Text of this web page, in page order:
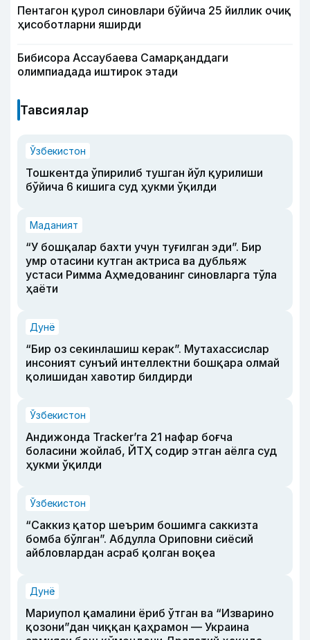
Пентагон қурол синовлари бўйича 25 йиллик очиқ
ҳисоботларни яширди
Бибисора Ассаубаева Самарқанддаги
олимпиадада иштирок этади
Тавсиялар
Ўзбекистон
Тошкентда ўпирилиб тушган йўл қурилиши
бўйича 6 кишига суд ҳукми ўқилди
Маданият
“У бошқалар бахти учун туғилган эди”. Бир
умр отасини кутган актриса ва дубльяж
устаси Римма Аҳмедованинг синовларга тўла
ҳаёти
Дунё
“Бир оз секинлашиш керак”. Мутахассислар
инсоният сунъий интеллектни бошқара олмай
қолишидан хавотир билдирди
Ўзбекистон
Андижонда Tracker’га 21 нафар боғча
боласини жойлаб, ЙТҲ содир этган аёлга суд
ҳукми ўқилди
Ўзбекистон
“Саккиз қатор шеърим бошимга саккизта
бомба бўлган”. Абдулла Ориповни сиёсий
айбловлардан асраб қолган воқеа
Дунё
Мариупол қамалини ёриб ўтган ва “Изварино
қозони”дан чиққан қаҳрамон — Украина